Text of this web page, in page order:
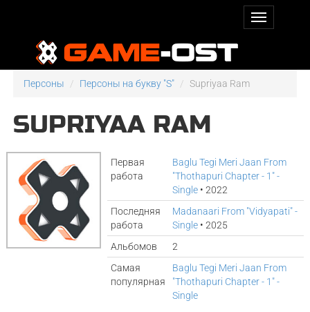
Персоны Персоны на букву "S" Supriyaa Ram
SUPRIYAA RAM
Первая
работа
Baglu Tegi Meri Jaan From
"Thothapuri Chapter - 1" -
Single • 2022
Последняя
работа
Madanaari From "Vidyapati" -
Single • 2025
Альбомов
2
Самая
популярная
Baglu Tegi Meri Jaan From
"Thothapuri Chapter - 1" -
Single